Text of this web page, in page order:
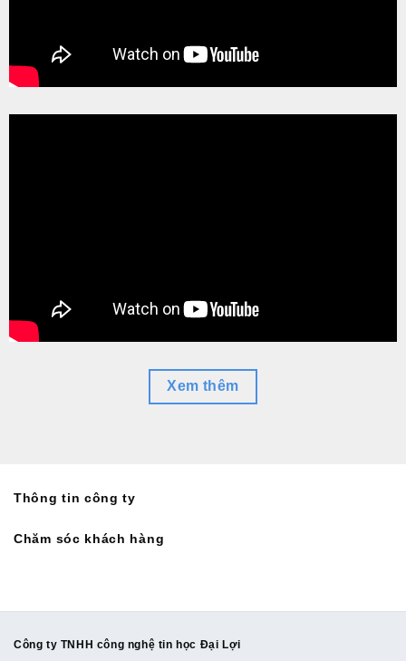
Xem thêm
Thông tin công ty
Chăm sóc khách hàng
Công ty TNHH công nghệ tin học Đại Lợi